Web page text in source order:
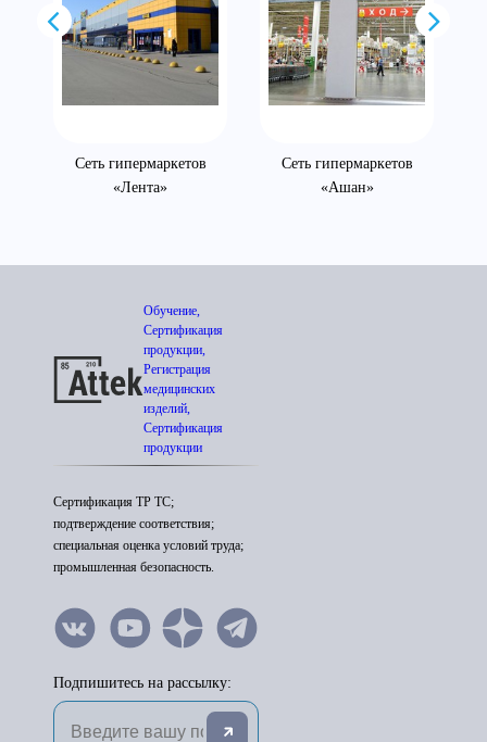
Сеть гипермаркетов
«Лента»
Сеть гипермаркетов
«Ашан»
Обучение,
Сертификация
продукции,
Регистрация
медицинских
изделий,
Сертификация
продукции
Сертификация ТР ТС;
подтверждение соответствия;
специальная оценка условий труда;
промышленная безопасность.
Подпишитесь на рассылку: